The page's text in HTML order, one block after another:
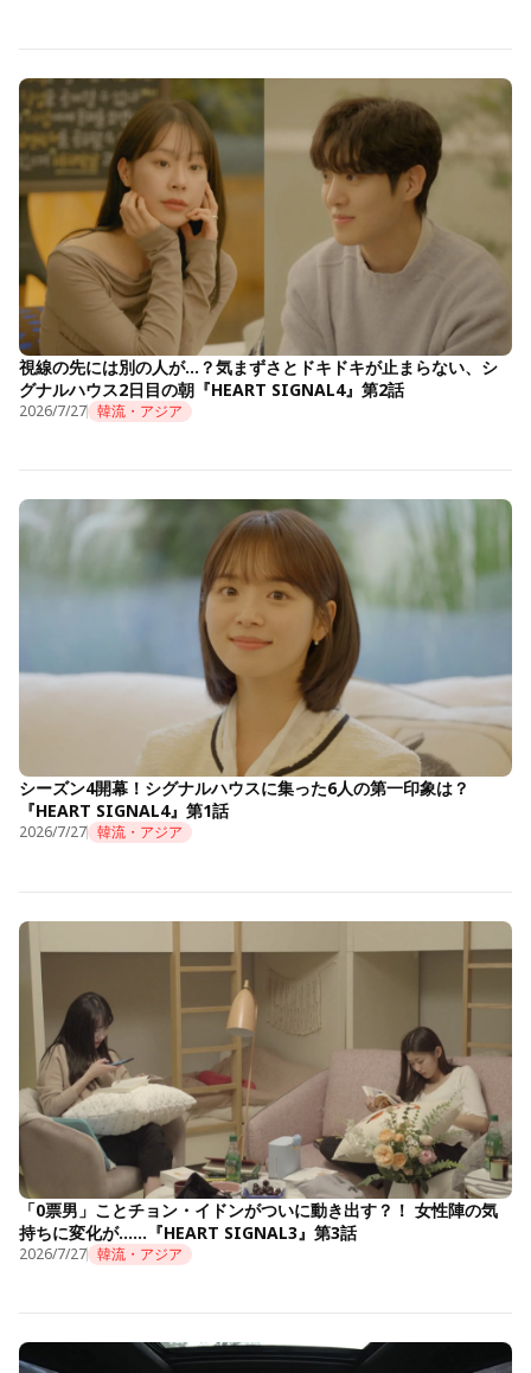
視線の先には別の人が…？気まずさとドキドキが止まらない、シ
グナルハウス2日目の朝『HEART SIGNAL4』第2話
2026/7/27 韓流・アジア
シーズン4開幕！シグナルハウスに集った6人の第一印象は？
『HEART SIGNAL4』第1話
2026/7/27 韓流・アジア
「0票男」ことチョン・イドンがついに動き出す？！ 女性陣の気
持ちに変化が……『HEART SIGNAL3』第3話
2026/7/27 韓流・アジア